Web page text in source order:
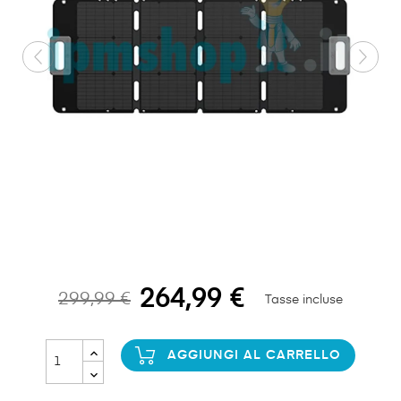
299,99 € 264,99 € Tasse incluse
AGGIUNGI AL CARRELLO